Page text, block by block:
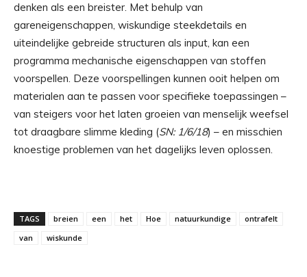
denken als een breister. Met behulp van
gareneigenschappen, wiskundige steekdetails en
uiteindelijke gebreide structuren als input, kan een
programma mechanische eigenschappen van stoffen
voorspellen. Deze voorspellingen kunnen ooit helpen om
materialen aan te passen voor specifieke toepassingen –
van steigers voor het laten groeien van menselijk weefsel
tot draagbare slimme kleding (SN: 1/6/18) – en misschien
knoestige problemen van het dagelijks leven oplossen.
TAGS breien een het Hoe natuurkundige
ontrafelt
van
wiskunde